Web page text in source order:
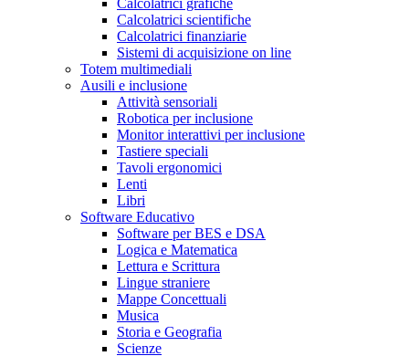
Calcolatrici scientifiche
Calcolatrici finanziarie
Sistemi di acquisizione on line
Totem multimediali
Ausili e inclusione
Attività sensoriali
Robotica per inclusione
Monitor interattivi per inclusione
Tastiere speciali
Tavoli ergonomici
Lenti
Libri
Software Educativo
Software per BES e DSA
Logica e Matematica
Lettura e Scrittura
Lingue straniere
Mappe Concettuali
Musica
Storia e Geografia
Scienze